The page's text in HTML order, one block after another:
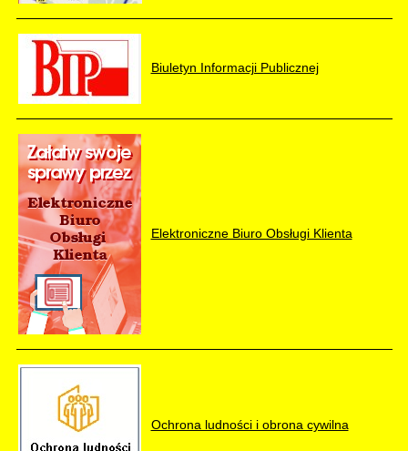
Biuletyn Informacji Publicznej
Elektroniczne Biuro Obsługi Klienta
Ochrona ludności i obrona cywilna